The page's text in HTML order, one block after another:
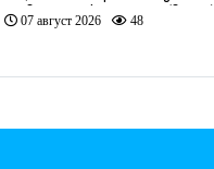
развитие на културата (видео)
07 август 2026 48